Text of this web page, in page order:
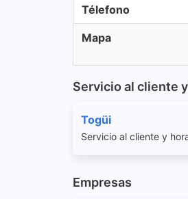
Télefono
Mapa
Servicio al cliente
Togüi
Servicio al cliente y
Empresas